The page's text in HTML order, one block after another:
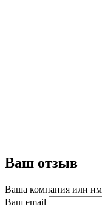
Ваш отзыв
Ваша компания или
Ваш email